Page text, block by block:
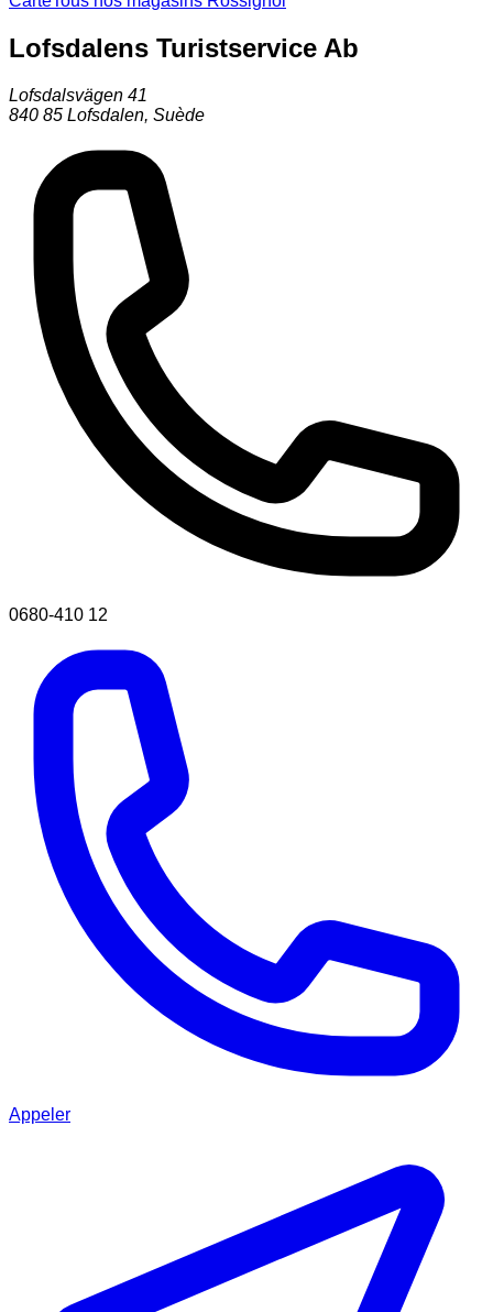
Lofsdalens Turistservice Ab
Lofsdalsvägen 41
840 85 Lofsdalen, Suède
0680-410 12
Appeler